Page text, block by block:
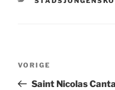
Vorig
bericht
VORIGE
Saint Nicolas